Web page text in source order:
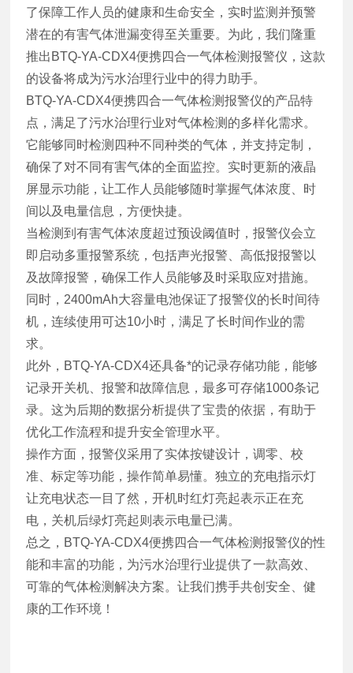
了保障工作人员的健康和生命安全，实时监测并预警
潜在的有害气体泄漏变得至关重要。为此，我们隆重
推出BTQ-YA-CDX4便携四合一气体检测报警仪，这款
的设备将成为污水治理行业中的得力助手。
BTQ-YA-CDX4便携四合一气体检测报警仪的产品特
点，满足了污水治理行业对气体检测的多样化需求。
它能够同时检测四种不同种类的气体，并支持定制，
确保了对不同有害气体的全面监控。实时更新的液晶
屏显示功能，让工作人员能够随时掌握气体浓度、时
间以及电量信息，方便快捷。
当检测到有害气体浓度超过预设阈值时，报警仪会立
即启动多重报警系统，包括声光报警、高低报报警以
及故障报警，确保工作人员能够及时采取应对措施。
同时，2400mAh大容量电池保证了报警仪的长时间待
机，连续使用可达10小时，满足了长时间作业的需
求。
此外，BTQ-YA-CDX4还具备*的记录存储功能，能够
记录开关机、报警和故障信息，最多可存储1000条记
录。这为后期的数据分析提供了宝贵的依据，有助于
优化工作流程和提升安全管理水平。
操作方面，报警仪采用了实体按键设计，调零、校
准、标定等功能，操作简单易懂。独立的充电指示灯
让充电状态一目了然，开机时红灯亮起表示正在充
电，关机后绿灯亮起则表示电量已满。
总之，BTQ-YA-CDX4便携四合一气体检测报警仪的性
能和丰富的功能，为污水治理行业提供了一款高效、
可靠的气体检测解决方案。让我们携手共创安全、健
康的工作环境！